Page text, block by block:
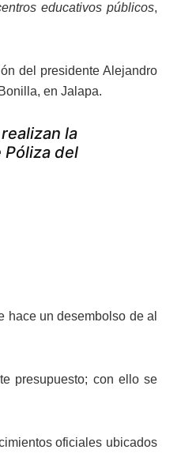
educativos públicos,
del presidente Alejandro
en Jalapa.
la
Póliza del
hace un desembolso de al
presupuesto; con ello se
oficiales ubicados